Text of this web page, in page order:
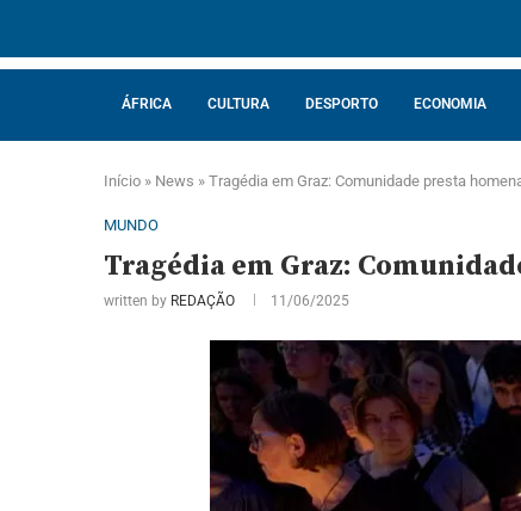
ÁFRICA CULTURA DESPORTO ECONOMIA
Início » News » Tragédia em Graz: Comunidade presta
MUNDO
Tragédia em Graz:
written by REDAÇÃO 11/06/2025